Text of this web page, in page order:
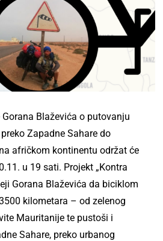
Blaževića o putovanju
Zapadne Sahare do
afričkom kontinentu održat će
u 19 sati. Projekt „Kontra
Gorana Blaževića da biciklom
kilometara – od zelenog
Mauritanije te pustoši i
Sahare, preko urbanog